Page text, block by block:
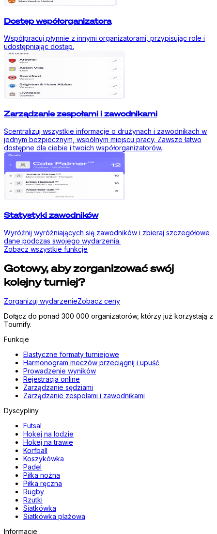
Dostęp współorganizatora
Współpracuj płynnie z innymi organizatorami, przypisując role i
udostępniając dostęp.
Zarządzanie zespołami i zawodnikami
Scentralizuj wszystkie informacje o drużynach i zawodnikach w
jednym bezpiecznym, wspólnym miejscu pracy. Zawsze łatwo
dostępne dla ciebie i twoich współorganizatorów.
Statystyki zawodników
Wyróżnij wyróżniających się zawodników i zbieraj szczegółowe
dane podczas swojego wydarzenia.
Zobacz wszystkie funkcje
Gotowy, aby zorganizować swój
kolejny turniej?
Zorganizuj wydarzenieZobacz ceny
Dołącz do ponad 300 000 organizatorów, którzy już korzystają z
Tournify.
Funkcje
Elastyczne formaty turniejowe
Harmonogram meczów przeciągnij i upuść
Prowadzenie wyników
Rejestracja online
Zarządzanie sędziami
Zarządzanie zespołami i zawodnikami
Dyscypliny
Futsal
Hokej na lodzie
Hokej na trawie
Korfball
Koszykówka
Padel
Piłka nożna
Piłka ręczna
Rugby
Rzutki
Siatkówka
Siatkówka plażowa
Informacje